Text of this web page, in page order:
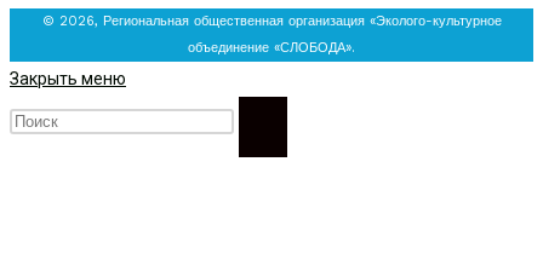
© 2026, Региональная общественная организация «Эколого-культурное
объединение «СЛОБОДА».
Закрыть меню